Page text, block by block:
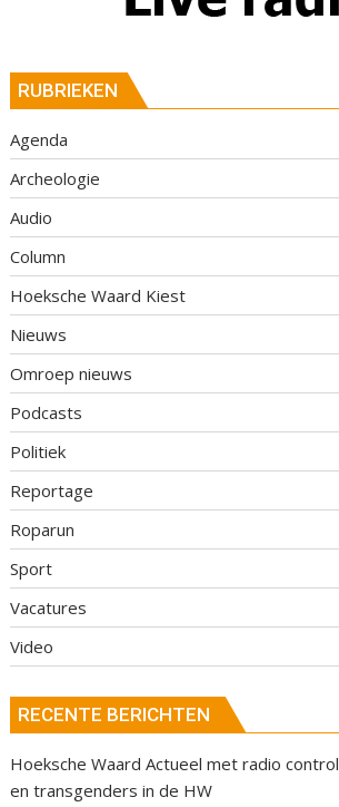
RUBRIEKEN
Agenda
Archeologie
Audio
Column
Hoeksche Waard Kiest
Nieuws
Omroep nieuws
Podcasts
Politiek
Reportage
Roparun
Sport
Vacatures
Video
RECENTE BERICHTEN
Hoeksche Waard Actueel met radio
en transgenders in de HW